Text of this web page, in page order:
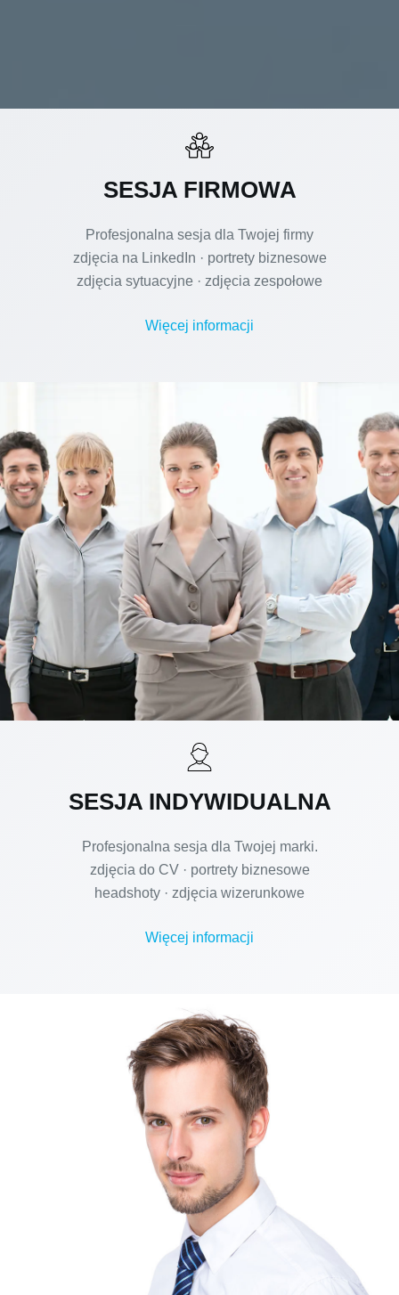
SESJA FIRMOWA
Profesjonalna sesja dla Twojej firmy
zdjęcia na LinkedIn · portrety biznesowe
zdjęcia sytuacyjne · zdjęcia zespołowe
Więcej informacji
SESJA INDYWIDUALNA
Profesjonalna sesja dla Twojej marki.
zdjęcia do CV · portrety biznesowe
headshoty · zdjęcia wizerunkowe
Więcej informacji